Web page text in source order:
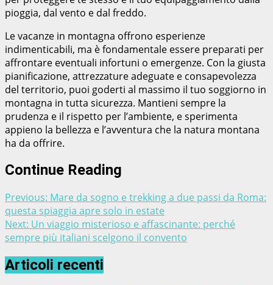
pioggia, dal vento e dal freddo.
Le vacanze in montagna offrono esperienze
indimenticabili, ma è fondamentale essere preparati per
affrontare eventuali infortuni o emergenze. Con la giusta
pianificazione, attrezzature adeguate e consapevolezza
del territorio, puoi goderti al massimo il tuo soggiorno in
montagna in tutta sicurezza. Mantieni sempre la
prudenza e il rispetto per l’ambiente, e sperimenta
appieno la bellezza e l’avventura che la natura montana
ha da offrire.
Continue Reading
Previous: Mare da sogno e trekking a due passi da Roma:
questa spiaggia apre solo in estate
Next: Un viaggio misterioso e affascinante: perché
sempre più italiani scelgono il convento
Articoli recenti